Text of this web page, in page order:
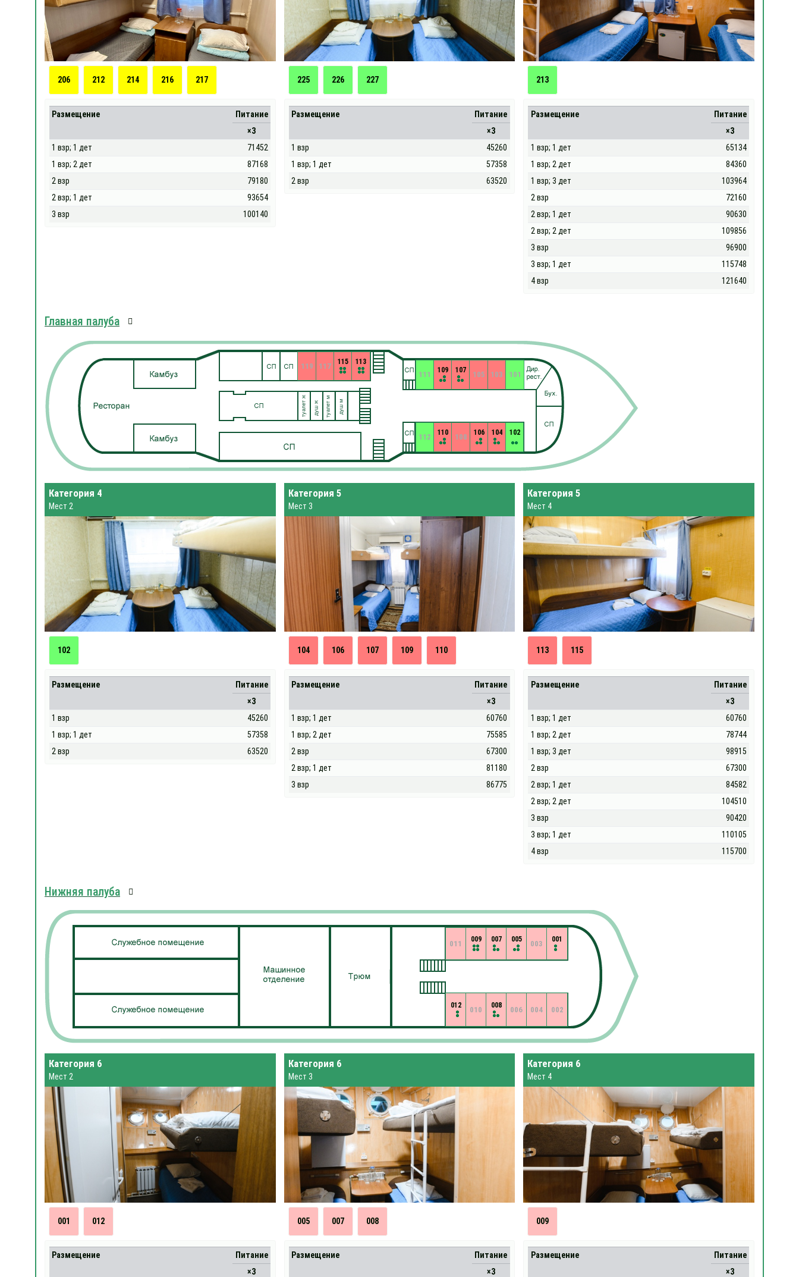
206 212 214 216 217
Размещение
Питание
×3
1 взр; 1 дет
71452
1 взр; 2 дет
87168
2 взр
79180
2 взр; 1 дет
93654
3 взр
100140
225 226 227
Размещение
Питание
×3
1 взр
45260
1 взр; 1 дет
57358
2 взр
63520
213
Размещение
Питание
×3
1 взр; 1 дет
65134
1 взр; 2 дет
84360
1 взр; 3 дет
103964
2 взр
72160
2 взр; 1 дет
90630
2 взр; 2 дет
109856
3 взр
96900
3 взр; 1 дет
115748
4 взр
121640
Главная палуба
101
102
103
104
105
106
107
108
109
110
111
112
113
115
117
119
Категория 4
Мест 2
102
Размещение
Питание
×3
1 взр
45260
1 взр; 1 дет
57358
2 взр
63520
Категория 5
Мест 3
104 106 107 109 110
Размещение
Питание
×3
1 взр; 1 дет
60760
1 взр; 2 дет
75585
2 взр
67300
2 взр; 1 дет
81180
3 взр
86775
Категория 5
Мест 4
113 115
Размещение
Питание
×3
1 взр; 1 дет
60760
1 взр; 2 дет
78744
1 взр; 3 дет
98915
2 взр
67300
2 взр; 1 дет
84582
2 взр; 2 дет
104510
3 взр
90420
3 взр; 1 дет
110105
4 взр
115700
Нижняя палуба
001
002
003
004
005
006
007
008
009
010
011
012
Категория 6
Мест 2
001 012
Размещение
Питание
×3
Категория 6
Мест 3
005 007 008
Размещение
Питание
×3
Категория 6
Мест 4
009
Размещение
Питание
×3